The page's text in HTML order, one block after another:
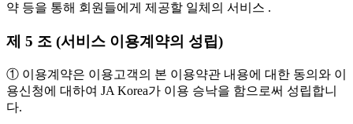
약 등을 통해 회원들에게 제공할 일체의 서비스 .
제 5 조 (서비스 이용계약의 성립)
① 이용계약은 이용고객의 본 이용약관 내용에 대한 동의와 이
용신청에 대하여 JA Korea가 이용 승낙을 함으로써 성립합니
다.